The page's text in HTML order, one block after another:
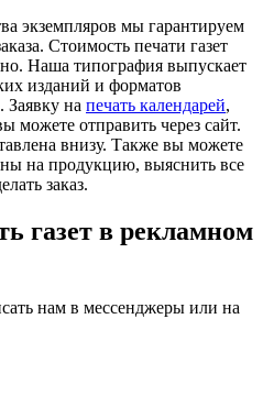
экземпляров мы гарантируем
Стоимость печати газет
Наша типография выпускает
изданий и форматов
Заявку на печать календарей,
можете отправить через сайт.
внизу. Также вы можете
на продукцию, выяснить все
заказ.
газет в рекламном
нам в мессенджеры или на